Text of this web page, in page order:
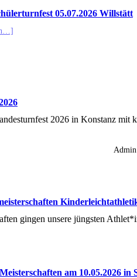
05.07.2026 Willstätt
2026 in Konstanz mit
gingen unsere jüngsten
am 10.05.2026 in